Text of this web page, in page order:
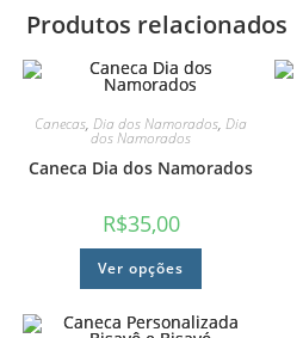
Produtos relacionados
Canecas,Dia dos Namorados,Dia
dos Namorados
Caneca Dia dos Namorados
R$35,00
Ver opções